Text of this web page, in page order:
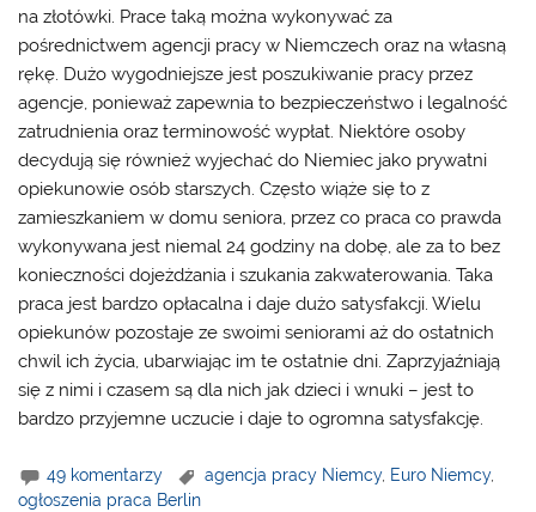
na złotówki. Prace taką można wykonywać za
pośrednictwem agencji pracy w Niemczech oraz na własną
rękę. Dużo wygodniejsze jest poszukiwanie pracy przez
agencje, ponieważ zapewnia to bezpieczeństwo i legalność
zatrudnienia oraz terminowość wypłat. Niektóre osoby
decydują się również wyjechać do Niemiec jako prywatni
opiekunowie osób starszych. Często wiąże się to z
zamieszkaniem w domu seniora, przez co praca co prawda
wykonywana jest niemal 24 godziny na dobę, ale za to bez
konieczności dojeżdżania i szukania zakwaterowania. Taka
praca jest bardzo opłacalna i daje dużo satysfakcji. Wielu
opiekunów pozostaje ze swoimi seniorami aż do ostatnich
chwil ich życia, ubarwiając im te ostatnie dni. Zaprzyjaźniają
się z nimi i czasem są dla nich jak dzieci i wnuki – jest to
bardzo przyjemne uczucie i daje to ogromna satysfakcję.
49 komentarzy agencja pracy Niemcy, Euro Niemcy,
ogłoszenia praca Berlin